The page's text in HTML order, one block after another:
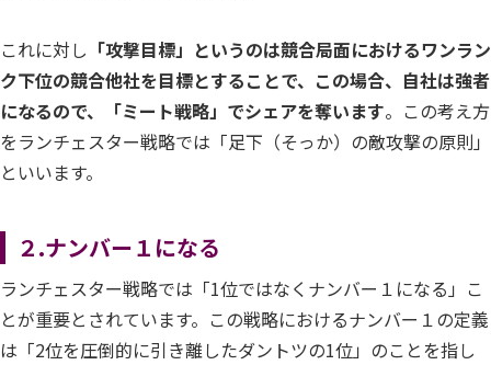
これに対し 「攻撃目標」というのは競合局面におけるワンラン
ク下位の競合他社を目標とすることで、この場合、自社は強者
になるので、「ミート戦略」でシェアを奪います。この考え方
をランチェスター戦略では「足下（そっか）の敵攻撃の原則」
といいます。
２.ナンバー１になる
ランチェスター戦略では「1位ではなくナンバー１になる」こ
とが重要とされています。この戦略におけるナンバー１の定義
は「2位を圧倒的に引き離したダントツの1位」のことを指し